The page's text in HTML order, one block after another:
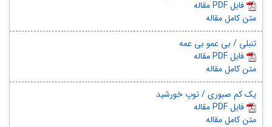
مقاله PDF فایل
متن کامل مقاله
تنبلی / بی عمو بی عمه
مقاله PDF فایل
متن کامل مقاله
یک کم صبوری / توپ خورشید
مقاله PDF فایل
متن کامل مقاله